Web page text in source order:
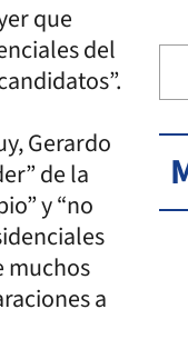
que
del
Gerardo
de la
y “no
muchos
a